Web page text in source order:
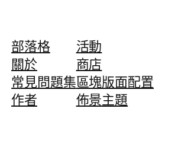
部落格
關於
常見問題集
作者
活動
商店
區塊版面配置
佈景主題